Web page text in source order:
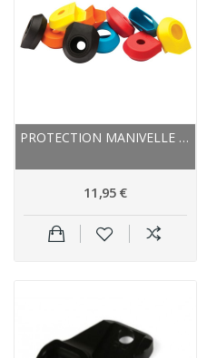
PROTECTION MANIVELLE RACEFACE CAOUTCHOUC NEXT...
11,95 €